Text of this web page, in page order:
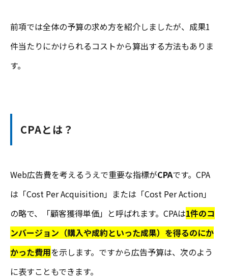
前項では全体の予算の求め方を紹介しましたが、成果1
件当たりにかけられるコストから算出する方法もありま
す。
CPAとは？
Web広告費を考えるうえで重要な指標がCPAです。CPA
は「Cost Per Acquisition」または「Cost Per Action」
の略で、「顧客獲得単価」と呼ばれます。CPAは1件のコ
ンバージョン（購入や成約といった成果）を得るのにか
かった費用を示します。ですから広告予算は、次のよう
に表すこともできます。